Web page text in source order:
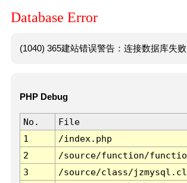
Database Error
(1040) 365建站错误警告：连接数据库失
PHP Debug
No. File
1
/index.php
2
/source/function/
3
/source/class/